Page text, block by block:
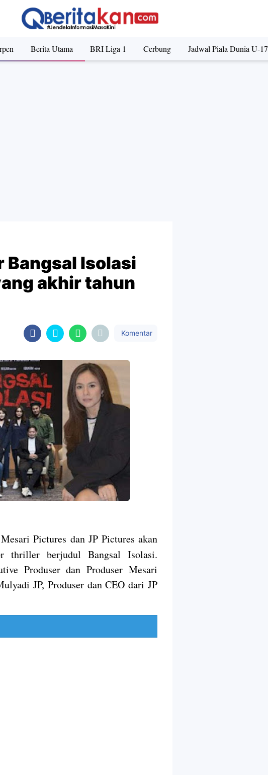
Berita Utama BRI Liga 1 Cerbung Jadwal Piala Dunia U-17
Bangsal Isolasi
akhir tahun
Komentar
Pictures dan JP Pictures akan
thriller berjudul Bangsal Isolasi.
Produser dan Produser Mesari
JP, Produser dan CEO dari JP
Isolasi Direncanakan tayang akhir tahun ini